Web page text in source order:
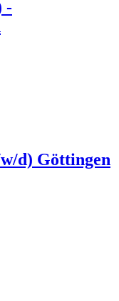
-
d) Göttingen